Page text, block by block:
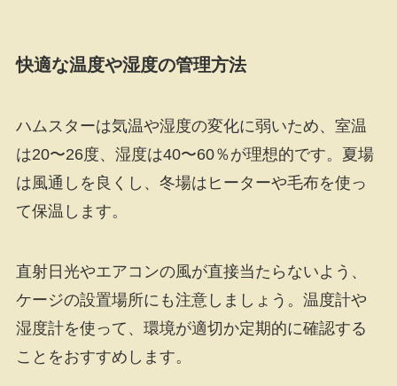
快適な温度や湿度の管理方法
ハムスターは気温や湿度の変化に弱いため、室温
は20〜26度、湿度は40〜60％が理想的です。夏場
は風通しを良くし、冬場はヒーターや毛布を使っ
て保温します。
直射日光やエアコンの風が直接当たらないよう、
ケージの設置場所にも注意しましょう。温度計や
湿度計を使って、環境が適切か定期的に確認する
ことをおすすめします。